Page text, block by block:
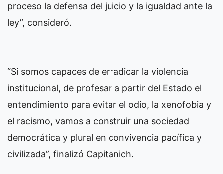
proceso la defensa del juicio y la igualdad ante la
ley”, consideró.
“Si somos capaces de erradicar la violencia
institucional, de profesar a partir del Estado el
entendimiento para evitar el odio, la xenofobia y
el racismo, vamos a construir una sociedad
democrática y plural en convivencia pacífica y
civilizada”, finalizó Capitanich.